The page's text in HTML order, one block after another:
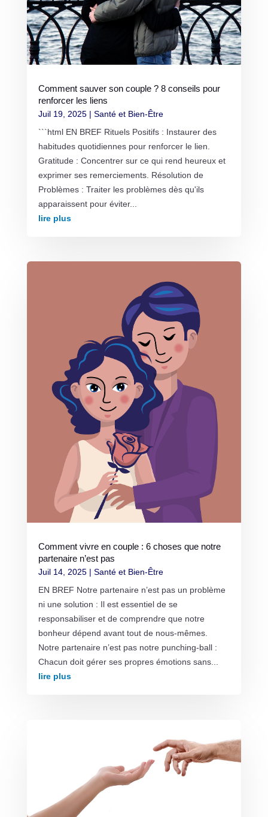
Comment sauver son couple ? 8 conseils pour
renforcer les liens
Juil 19, 2025| Santé et Bien-Être
```html EN BREF Rituels Positifs : Instaurer des
habitudes quotidiennes pour renforcer le lien.
Gratitude : Concentrer sur ce qui rend heureux et
exprimer ses remerciements. Résolution de
Problèmes : Traiter les problèmes dès qu'ils
apparaissent pour éviter...
lire plus
Comment vivre en couple : 6 choses que notre
partenaire n’est pas
Juil 14, 2025| Santé et Bien-Être
EN BREF Notre partenaire n’est pas un problème
ni une solution : Il est essentiel de se
responsabiliser et de comprendre que notre
bonheur dépend avant tout de nous-mêmes.
Notre partenaire n’est pas notre punching-ball :
Chacun doit gérer ses propres émotions sans...
lire plus